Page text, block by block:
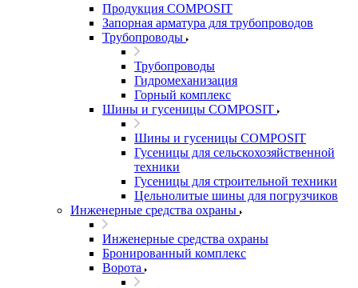
Продукция COMPOSIT
Запорная арматура для трубопроводов
Трубопроводы
Трубопроводы
Гидромеханизация
Горный комплекс
Шины и гусеницы COMPOSIT
Шины и гусеницы COMPOSIT
Гусеницы для сельскохозяйственной
техники
Гусеницы для строительной техники
Цельнолитые шины для погрузчиков
Инженерные средства охраны
Инженерные средства охраны
Бронированный комплекс
Ворота